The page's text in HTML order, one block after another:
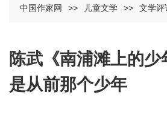
中国作家网 >> 儿童文学 >> 文学评
陈武《南浦滩上的
是从前那个少年